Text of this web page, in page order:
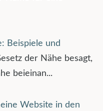
Beispiele und
der Nähe besagt,
beieinan...
Website in den